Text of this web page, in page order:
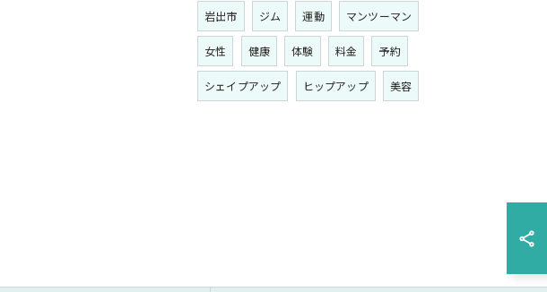
岩出市 ジム 運動 マンツーマン
女性 健康 体験 料金 予約
シェイプアップ ヒップアップ 美容